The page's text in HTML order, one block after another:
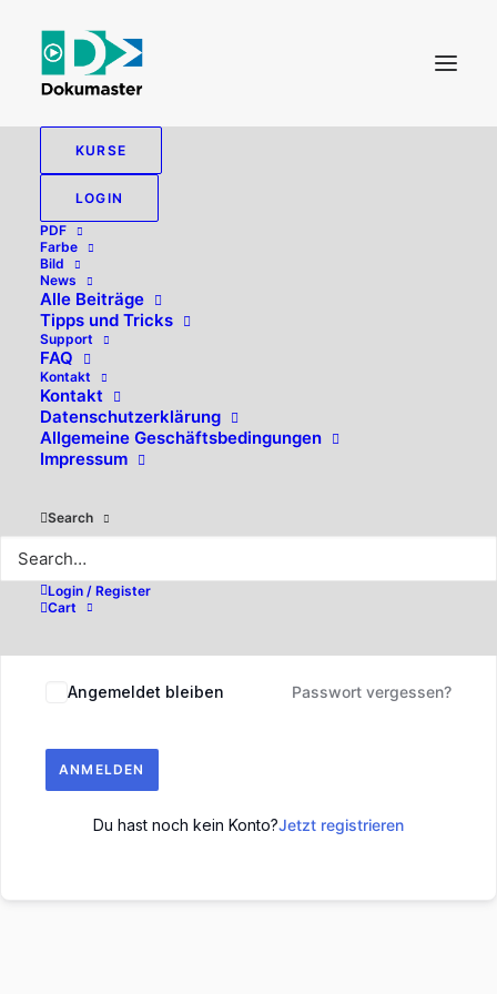
KURSE
LOGIN
PDF
Farbe
Bild
News
Alle Beiträge
Tipps und Tricks
Support
FAQ
Kontakt
Kontakt
Datenschutzerklärung
Allgemeine Geschäftsbedingungen
Impressum
Search
Login / Register
Cart
Hallo, willkommen zurück!
Angemeldet bleiben Passwort vergessen?
ANMELDEN
Du hast noch kein Konto?Jetzt registrieren